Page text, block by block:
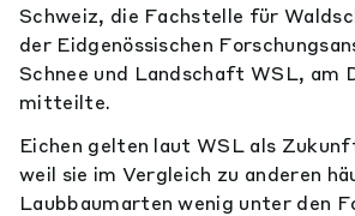
Schweiz, die Fachstelle für
der Eidgenössischen
Schnee und Landschaft WSL, am
mitteilte.
Eichen gelten laut WSL als
weil sie im Vergleich zu anderen
Laubbaumarten wenig unter den